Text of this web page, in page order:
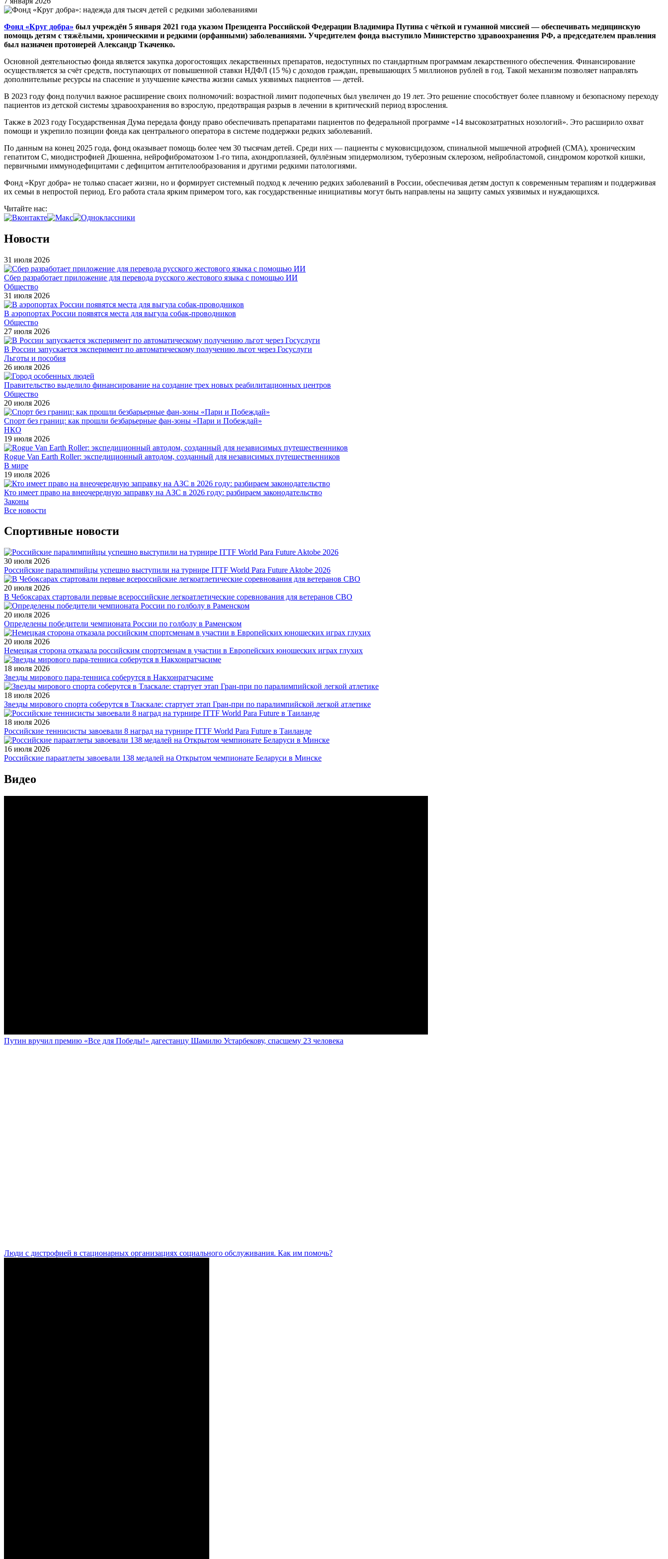
Фонд «Круг добра» был учреждён 5 января 2021 года указом Президента Российской Федерации Владимира Путина с чёткой и гуманной миссией — обеспечивать медицинскую
помощь детям с тяжёлыми, хроническими и редкими (орфанными) заболеваниями. Учредителем фонда выступило Министерство здравоохранения РФ, а председателем правления
был назначен протоиерей Александр Ткаченко.
Основной деятельностью фонда является закупка дорогостоящих лекарственных препаратов, недоступных по стандартным программам лекарственного обеспечения. Финансирование
осуществляется за счёт средств, поступающих от повышенной ставки НДФЛ (15 %) с доходов граждан, превышающих 5 миллионов рублей в год. Такой механизм позволяет направлять
дополнительные ресурсы на спасение и улучшение качества жизни самых уязвимых пациентов — детей.
В 2023 году фонд получил важное расширение своих полномочий: возрастной лимит подопечных был увеличен до 19 лет. Это решение способствует более плавному и безопасному переходу
пациентов из детской системы здравоохранения во взрослую, предотвращая разрыв в лечении в критический период взросления.
Также в 2023 году Государственная Дума передала фонду право обеспечивать препаратами пациентов по федеральной программе «14 высокозатратных нозологий». Это расширило охват
помощи и укрепило позиции фонда как центрального оператора в системе поддержки редких заболеваний.
По данным на конец 2025 года, фонд оказывает помощь более чем 30 тысячам детей. Среди них — пациенты с муковисцидозом, спинальной мышечной атрофией (СМА), хроническим
гепатитом С, миодистрофией Дюшенна, нейрофиброматозом 1-го типа, ахондроплазией, буллёзным эпидермолизом, туберозным склерозом, нейробластомой, синдромом короткой кишки,
первичными иммунодефицитами с дефицитом антителообразования и другими редкими патологиями.
Фонд «Круг добра» не только спасает жизни, но и формирует системный подход к лечению редких заболеваний в России, обеспечивая детям доступ к современным терапиям и поддерживая
их семьи в непростой период. Его работа стала ярким примером того, как государственные инициативы могут быть направлены на защиту самых уязвимых и нуждающихся.
Читайте нас:
Новости
31 июля 2026
Сбер разработает приложение для перевода русского жестового языка с помощью ИИ
Общество
31 июля 2026
В аэропортах России появятся места для выгула собак-проводников
Общество
27 июля 2026
В России запускается эксперимент по автоматическому получению льгот через Госуслуги
Льготы и пособия
26 июля 2026
Правительство выделило финансирование на создание трех новых реабилитационных центров
Общество
20 июля 2026
Спорт без границ: как прошли безбарьерные фан-зоны «Пари и Побеждай»
НКО
19 июля 2026
Rogue Van Earth Roller: экспедиционный автодом, созданный для независимых путешественников
В мире
19 июля 2026
Кто имеет право на внеочередную заправку на АЗС в 2026 году: разбираем законодательство
Законы
Все новости
Спортивные новости
30 июля 2026
Российские паралимпийцы успешно выступили на турнире ITTF World Para Future Aktobe 2026
20 июля 2026
В Чебоксарах стартовали первые всероссийские легкоатлетические соревнования для ветеранов СВО
20 июля 2026
Определены победители чемпионата России по голболу в Раменском
20 июля 2026
Немецкая сторона отказала российским спортсменам в участии в Европейских юношеских играх глухих
18 июля 2026
Звезды мирового пара-тенниса соберутся в Накхонратчасиме
18 июля 2026
Звезды мирового спорта соберутся в Тласкале: стартует этап Гран-при по паралимпийской легкой атлетике
18 июля 2026
Российские теннисисты завоевали 8 наград на турнире ITTF World Para Future в Таиланде
16 июля 2026
Российские параатлеты завоевали 138 медалей на Открытом чемпионате Беларуси в Минске
Видео
Путин вручил премию «Все для Победы!» дагестанцу Шамилю Устарбекову, спасшему 23 человека
Люди с дистрофией в стационарных организациях социального обслуживания. Как им помочь?